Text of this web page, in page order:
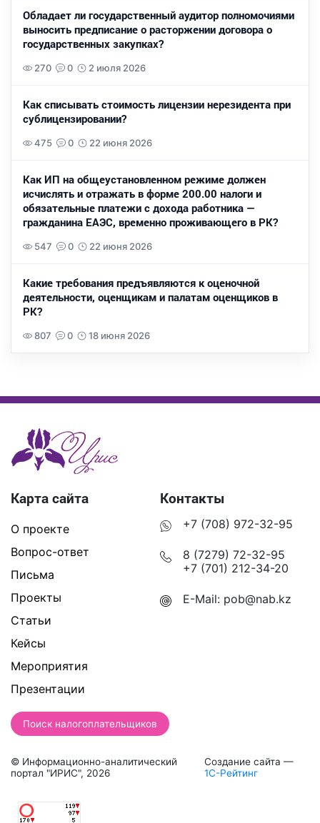
Обладает ли государственный аудитор полномочиями
выносить предписание о расторжении договора о
государственных закупках?
270 0 2 июля 2026
Как списывать стоимость лицензии нерезидента при
сублицензировании?
475 0 22 июня 2026
Как ИП на общеустановленном режиме должен
исчислять и отражать в форме 200.00 налоги и
обязательные платежи с дохода работника —
гражданина ЕАЭС, временно проживающего в РК?
547 0 22 июня 2026
Какие требования предъявляются к оценочной
деятельности, оценщикам и палатам оценщиков в
РК?
807 0 18 июня 2026
Карта сайта
О проекте
Вопрос-ответ
Письма
Проекты
Статьи
Кейсы
Мероприятия
Презентации
Контакты
+7 (708) 972-32-95
8 (7279) 72-32-95
+7 (701) 212-34-20
E-Mail: pob@nab.kz
Поиск налогоплательщиков
© Информационно-аналитический
портал "ИРИС", 2026
Создание сайта —
1С-Рейтинг